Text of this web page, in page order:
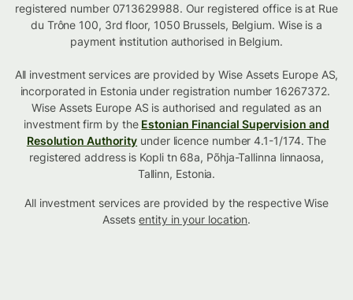
registered number 0713629988. Our registered office is at Rue
du Trône 100, 3rd floor, 1050 Brussels, Belgium. Wise is a
payment institution authorised in Belgium.
All investment services are provided by Wise Assets Europe AS,
incorporated in Estonia under registration number 16267372.
Wise Assets Europe AS is authorised and regulated as an
investment firm by the Estonian Financial Supervision and
Resolution Authority under licence number 4.1-1/174. The
registered address is Kopli tn 68a, Põhja-Tallinna linnaosa,
Tallinn, Estonia.
All investment services are provided by the respective Wise
Assetsentity in your location.